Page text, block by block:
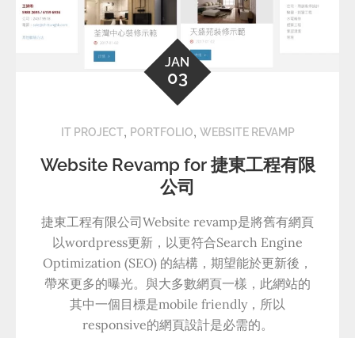
JAN
03
IT PROJECT, PORTFOLIO, WEBSITE REVAMP
Website Revamp for 捷東工程有限
公司
捷東工程有限公司Website revamp是將舊有網頁
以wordpress更新，以更符合Search Engine
Optimization (SEO) 的結構，期望能於更新後，
帶來更多的曝光。與大多數網頁一樣，此網站的
其中一個目標是mobile friendly，所以
responsive的網頁設計是必需的。